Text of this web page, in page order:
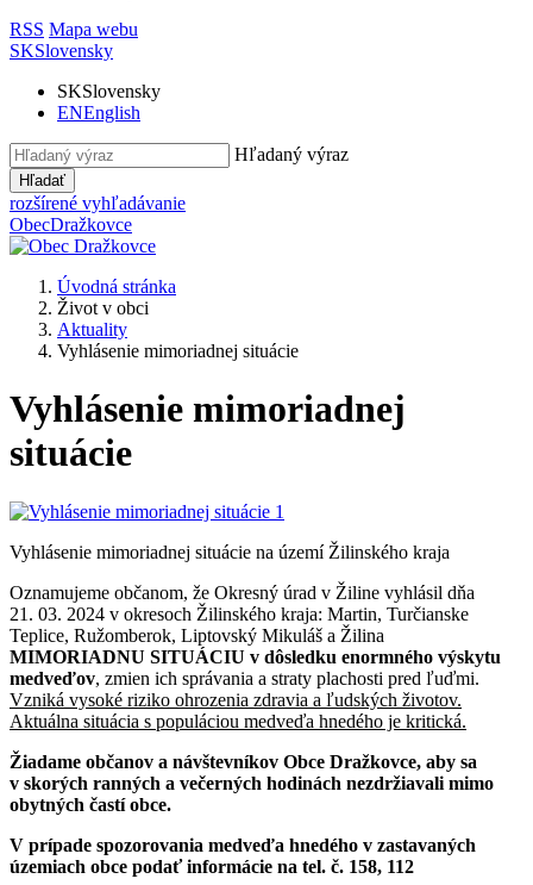
RSS Mapa webu
SKSlovensky
SKSlovensky
ENEnglish
Hľadaný výraz
Hľadať
rozšírené vyhľadávanie
ObecDražkovce
Úvodná stránka
Život v obci
Aktuality
Vyhlásenie mimoriadnej situácie
Vyhlásenie mimoriadnej
situácie
Vyhlásenie mimoriadnej situácie na území Žilinského kraja
Oznamujeme občanom, že Okresný úrad v Žiline vyhlásil dňa
21. 03. 2024 v okresoch Žilinského kraja: Martin, Turčianske
Teplice, Ružomberok, Liptovský Mikuláš a Žilina
MIMORIADNU SITUÁCIU v dôsledku enormného výskytu
medveďov, zmien ich správania a straty plachosti pred ľuďmi.
Vzniká vysoké riziko ohrozenia zdravia a ľudských životov.
Aktuálna situácia s populáciou medveďa hnedého je kritická.
Žiadame občanov a návštevníkov Obce Dražkovce, aby sa
v skorých ranných a večerných hodinách nezdržiavali mimo
obytných častí obce.
V prípade spozorovania medveďa hnedého v zastavaných
územiach obce podať informácie na tel. č. 158, 112